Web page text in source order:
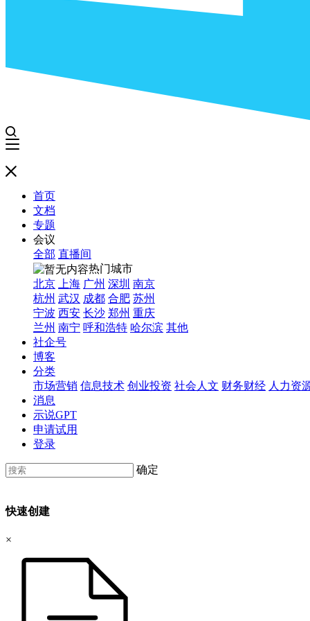
首页
文档
专题
会议
全部 直播间
热门城市
北京
上海 广州 深圳 南京
杭州 武汉 成都 合肥 苏州
宁波 西安 长沙 郑州 重庆
兰州 南宁 呼和浩特 哈尔滨 其他
社企号
博客
分类
市场营销 信息技术 创业投资 社会人文 财务财经 人力资
消息
示说GPT
申请试用
登录
确定
快速创建
×